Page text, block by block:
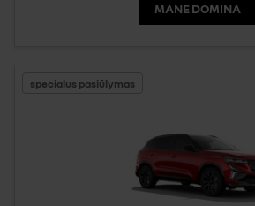
MANE DOMINA
specialus pasiūlymas